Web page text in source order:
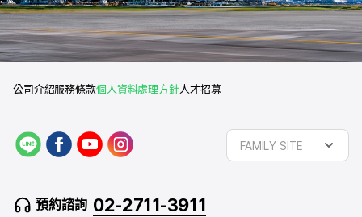
公司介紹服務條款個人資料處理方針人才招募
L
f
a
b
y
o
u
a
FAMILY SITE
預約諮詢 02-2711-3911